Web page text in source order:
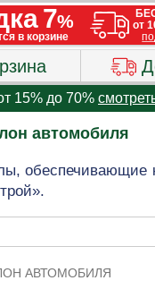
15% до 70%
автомобиля
обеспечивающие
АВТОМОБИЛЯ